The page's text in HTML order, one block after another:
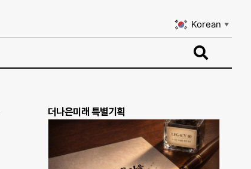
Korean ▼
더나은미래 특별기획